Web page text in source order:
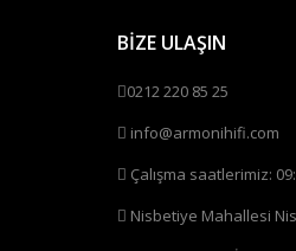
BİZE ULAŞIN
0212 220 85 25
info@armonihifi.com
Çalışma saatlerimiz:
Nisbetiye Mahallesi